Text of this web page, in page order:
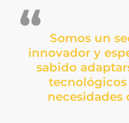
Somos un
innovador y
sabido
tecnológicos
necesidades